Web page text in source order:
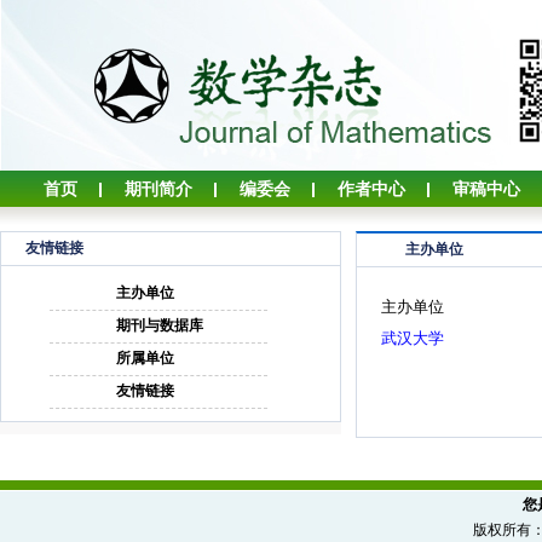
首页 期刊简介 编委会 作者中心 审稿中心
友情链接
主办单位
期刊与数据库
所属单位
友情链接
主办单位
主办单位
武汉大学
您
版权所有